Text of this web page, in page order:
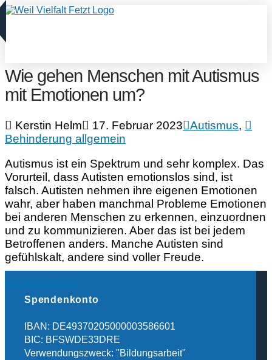
Wie gehen Menschen mit Autismus
mit Emotionen um?
Kerstin Helm 17. Februar 2023 Autismus,
Behinderung allgemein
Autismus ist ein Spektrum und sehr komplex. Das
Vorurteil, dass Autisten emotionslos sind, ist
falsch. Autisten nehmen ihre eigenen Emotionen
wahr, aber haben manchmal Probleme Emotionen
bei anderen Menschen zu erkennen, einzuordnen
und zu kommunizieren. Aber das ist bei jedem
Betroffenen anders. Manche Autisten sind
gefühlskalt, andere sind voller Freude.
Spendenkonto
IBAN: DE49370205000003586601
BIC: BFSWDE33DRE
Verwendungszweck: "Bildungsarbeit"